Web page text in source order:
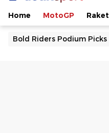
Home MotoGP Raket
Bold Riders Podium Picks